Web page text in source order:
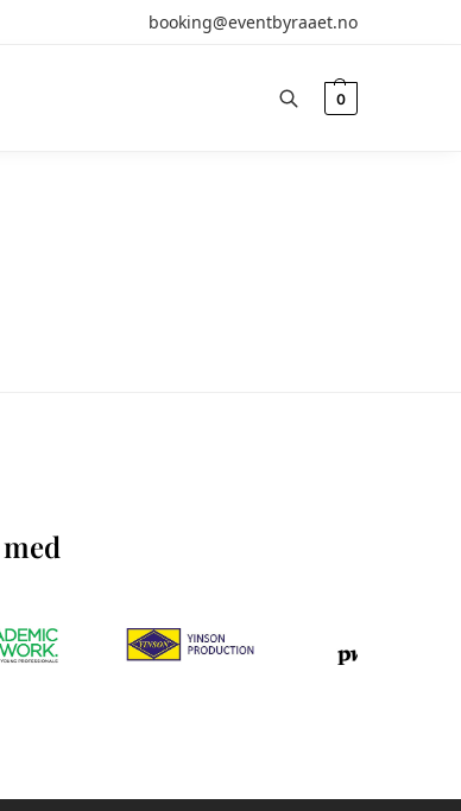
booking@eventbyraaet.no
0